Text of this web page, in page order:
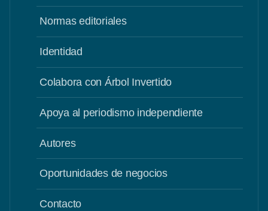
Normas editoriales
Identidad
Colabora con Árbol Invertido
Apoya al periodismo independiente
Autores
Oportunidades de negocios
Contacto